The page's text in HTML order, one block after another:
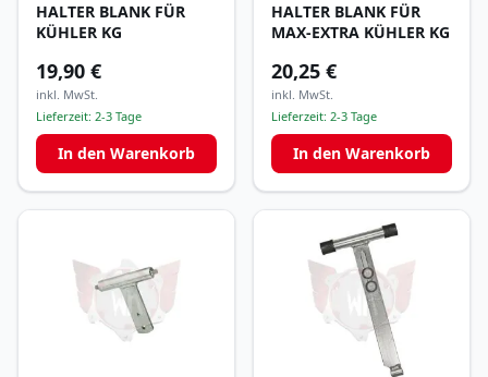
HALTER BLANK FÜR
KÜHLER KG
19,90 €
inkl. MwSt.
Lieferzeit: 2-3 Tage
In den Warenkorb
HALTER BLANK FÜR
MAX-EXTRA KÜHLER KG
20,25 €
inkl. MwSt.
Lieferzeit: 2-3 Tage
In den Warenkorb